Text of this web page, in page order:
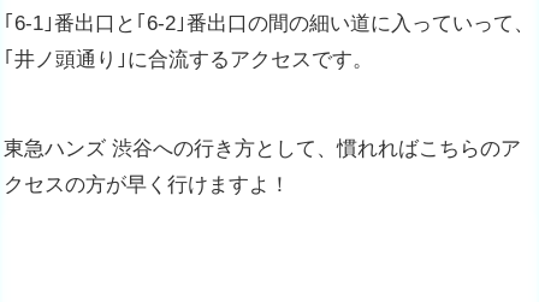
｢6-1｣番出口と｢6-2｣番出口の間の細い道に入っていって、
｢井ノ頭通り｣に合流するアクセスです。
東急ハンズ 渋谷への行き方として、慣れればこちらのア
クセスの方が早く行けますよ！